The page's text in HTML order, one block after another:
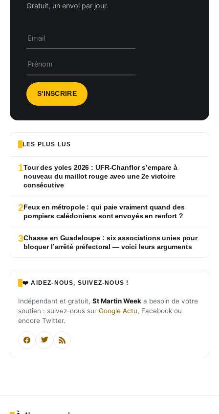
Gratuit, un envoi par jour.
LES PLUS LUS
1Tour des yoles 2026 : UFR-Chanflor s’empare à
nouveau du maillot rouge avec une 2e victoire
consécutive
2Feux en métropole : qui paie vraiment quand des
pompiers calédoniens sont envoyés en renfort ?
3Chasse en Guadeloupe : six associations unies pour
bloquer l’arrêté préfectoral — voici leurs arguments
❤️ AIDEZ-NOUS, SUIVEZ-NOUS !
Indépendant et gratuit, St Martin Week a besoin de votre
soutien : suivez-nous sur Google Actu, Facebook ou
encore Twitter.